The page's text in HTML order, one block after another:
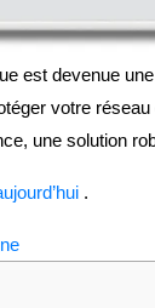
est devenue
votre
une solution
.